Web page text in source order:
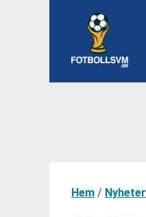
Hem / Nyheter